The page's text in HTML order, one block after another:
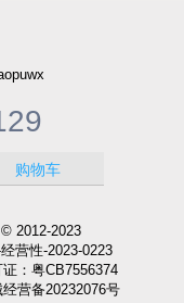
购物车
2012-2023
营性-2023-0223
：粤CB7556374
营备20232076号